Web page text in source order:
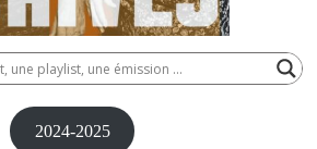
2024-2025